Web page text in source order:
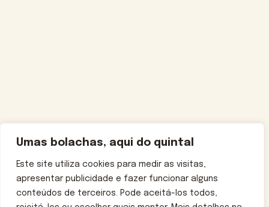
Umas bolachas, aqui do quintal
Este site utiliza cookies para medir as visitas,
apresentar publicidade e fazer funcionar alguns
conteúdos de terceiros. Pode aceitá-los todos,